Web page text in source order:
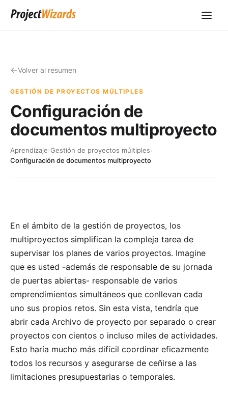
Volver al resumen
GESTIÓN DE PROYECTOS MÚLTIPLES
Configuración de
documentos multiproyecto
Aprendizaje›Gestión de proyectos múltiples›
Configuración de documentos multiproyecto
En el ámbito de la gestión de proyectos, los
multiproyectos simplifican la compleja tarea de
supervisar los planes de varios proyectos. Imagine
que es usted -además de responsable de su jornada
de puertas abiertas- responsable de varios
emprendimientos simultáneos que conllevan cada
uno sus propios retos. Sin esta vista, tendría que
abrir cada Archivo de proyecto por separado o crear
proyectos con cientos o incluso miles de actividades.
Esto haría mucho más difícil coordinar eficazmente
todos los recursos y asegurarse de ceñirse a las
limitaciones presupuestarias o temporales.